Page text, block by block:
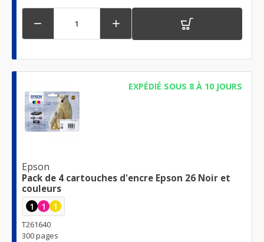
 
EXPÉDIÉ SOUS 8 À 10 JOURS
Epson
Pack de 4 cartouches d'encre Epson 26 Noir et
couleurs
1 1 1
T261640
300 pages